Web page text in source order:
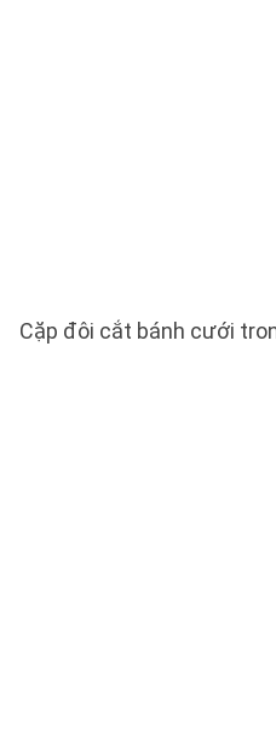
Cặp đôi cắt bánh cưới